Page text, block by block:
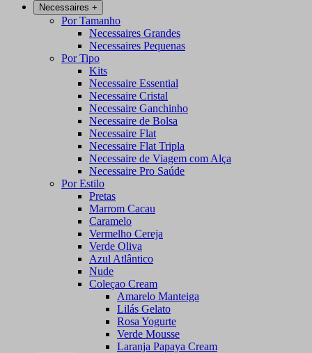
Necessaires +
Por Tamanho
Necessaires Grandes
Necessaires Pequenas
Por Tipo
Kits
Necessaire Essential
Necessaire Cristal
Necessaire Ganchinho
Necessaire de Bolsa
Necessaire Flat
Necessaire Flat Tripla
Necessaire de Viagem com Alça
Necessaire Pro Saúde
Por Estilo
Pretas
Marrom Cacau
Caramelo
Vermelho Cereja
Verde Oliva
Azul Atlântico
Nude
Coleçao Cream
Amarelo Manteiga
Lilás Gelato
Rosa Yogurte
Verde Mousse
Laranja Papaya Cream